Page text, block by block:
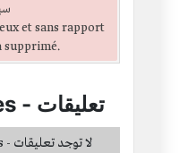
et sans rapport
supprimé.
- تعليقات
Pas de commentaires - لا توجد تعليقات